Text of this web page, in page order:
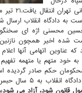
یافت.۲۱ تیر ماه همان سال
اخیر همچون نازنین
اتهامی آنها
خود متهم یا متهمه
حکم صادر گردیده
سال بود که بعد از